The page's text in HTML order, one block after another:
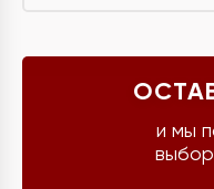
и мы